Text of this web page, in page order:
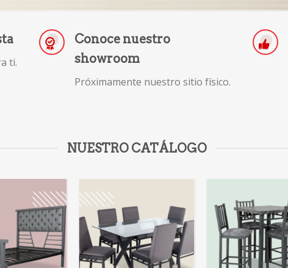
ti.
Conoce nuestro
showroom
Próximamente nuestro sitio físico.
NUESTRO CATÁLOGO